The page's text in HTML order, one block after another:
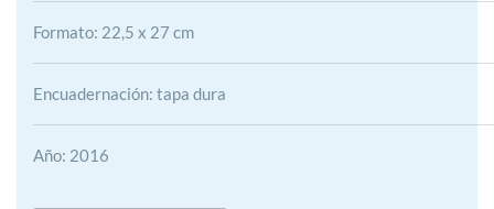
Formato: 22,5 x 27 cm
Encuadernación: tapa dura
Año: 2016